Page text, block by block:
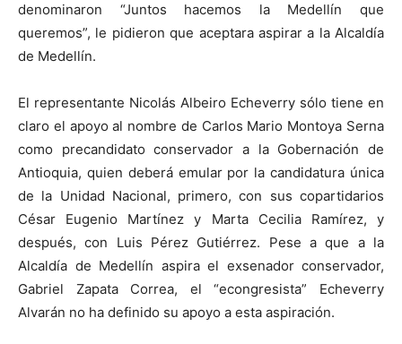
denominaron “Juntos hacemos la Medellín que
queremos”, le pidieron que aceptara aspirar a la Alcaldía
de Medellín.
El representante Nicolás Albeiro Echeverry sólo tiene en
claro el apoyo al nombre de Carlos Mario Montoya Serna
como precandidato conservador a la Gobernación de
Antioquia, quien deberá emular por la candidatura única
de la Unidad Nacional, primero, con sus copartidarios
César Eugenio Martínez y Marta Cecilia Ramírez, y
después, con Luis Pérez Gutiérrez. Pese a que a la
Alcaldía de Medellín aspira el exsenador conservador,
Gabriel Zapata Correa, el “econgresista” Echeverry
Alvarán no ha definido su apoyo a esta aspiración.